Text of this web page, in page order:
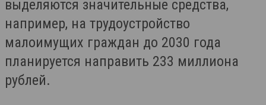
выделяются значительные средства,
например, на трудоустройство
малоимущих граждан до 2030 года
планируется направить 233 миллиона
рублей.